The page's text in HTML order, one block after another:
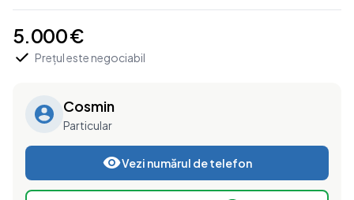
5.000 €
Prețul este negociabil
Cosmin
Particular
Vezi numărul de telefon